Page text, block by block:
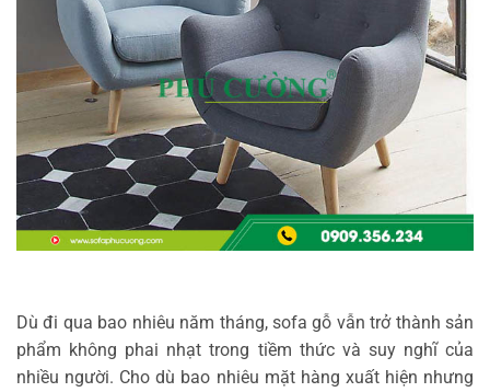
Dù đi qua bao nhiêu năm tháng, sofa gỗ vẫn trở thành sản
phẩm không phai nhạt trong tiềm thức và suy nghĩ của
nhiều người. Cho dù bao nhiêu mặt hàng xuất hiện nhưng